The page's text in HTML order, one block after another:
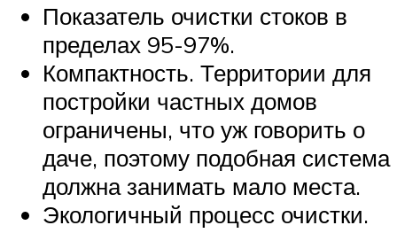
Показатель очистки стоков в
пределах 95-97%.
Компактность. Территории для
постройки частных домов
ограничены, что уж говорить о
даче, поэтому подобная система
должна занимать мало места.
Экологичный процесс очистки.